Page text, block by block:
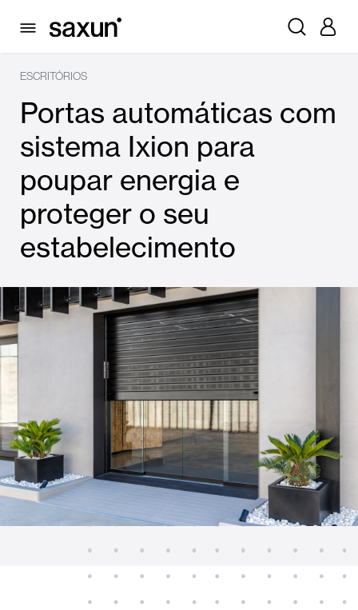
ESCRITÓRIOS
Portas automáticas com
sistema Ixion para
poupar energia e
proteger o seu
estabelecimento